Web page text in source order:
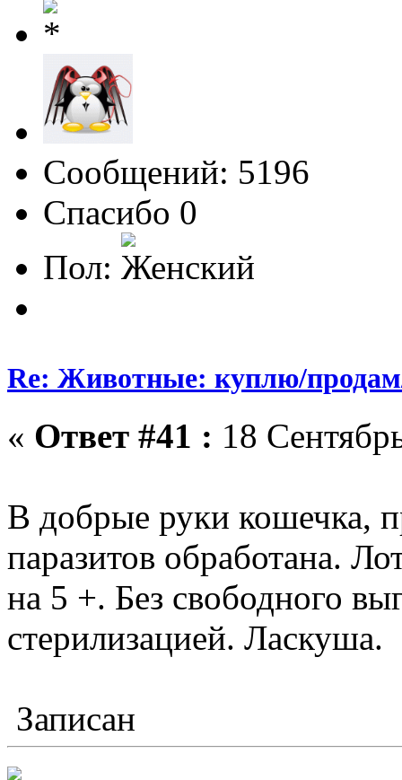
Сообщений: 5196
Спасибо 0
Пол:
Re: Животные: куплю/
« Ответ #41 : 18
В добрые руки кошечка,
паразитов обработана.
на 5 +. Без свободного
стерилизацией. Ласкуша.
Записан